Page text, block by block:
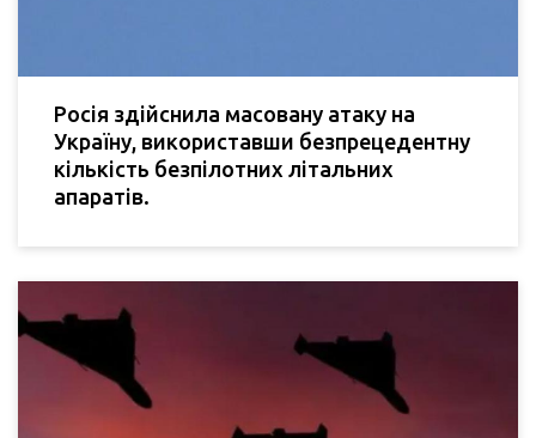
Росія здійснила масовану атаку на
Україну, використавши безпрецедентну
кількість безпілотних літальних
апаратів.